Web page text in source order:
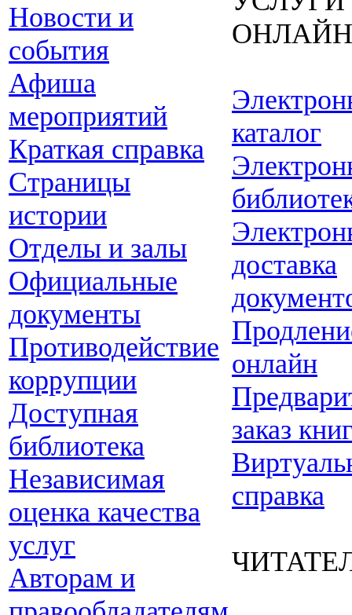
Новости и
события
Афиша
мероприятий
Краткая справка
Страницы
истории
Отделы и залы
Официальные
документы
Противодействие
коррупции
Доступная
библиотека
Независимая
оценка качества
услуг
Авторам и
ОНЛАЙН
каталог
доставка
онлайн
заказ
справка